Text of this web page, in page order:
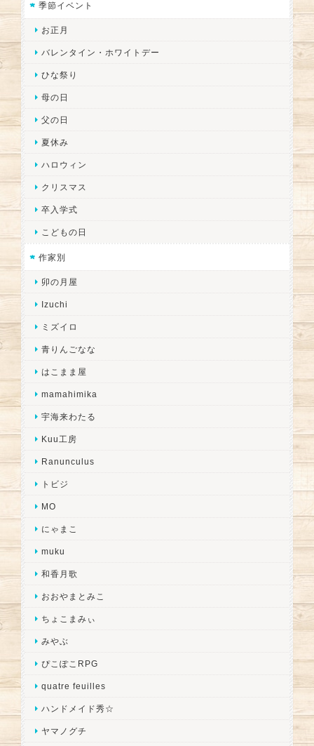
季節イベント
お正月
バレンタイン・ホワイトデー
ひな祭り
母の日
父の日
夏休み
ハロウィン
クリスマス
卒入学式
こどもの日
作家別
卯の月屋
Izuchi
ミズイロ
青りんごなな
はこまま屋
mamahimika
宇海来わたる
Kuu工房
Ranunculus
トビジ
MO
にゃまこ
muku
和香月歌
おおやまとみこ
ちょこまみぃ
みやぶ
ぴこぽこRPG
quatre feuilles
ハンドメイド秀☆
ヤマノグチ